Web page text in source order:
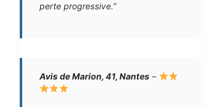
perte progressive.”
Avis de Marion, 41, Nantes –